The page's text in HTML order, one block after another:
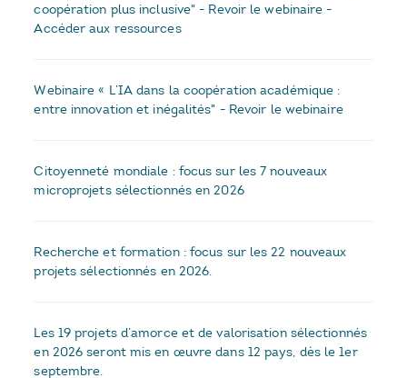
coopération plus inclusive" - Revoir le webinaire -
Accéder aux ressources
Webinaire « L’IA dans la coopération académique :
entre innovation et inégalités" - Revoir le webinaire
Citoyenneté mondiale : focus sur les 7 nouveaux
microprojets sélectionnés en 2026
Recherche et formation : focus sur les 22 nouveaux
projets sélectionnés en 2026.
Les 19 projets d’amorce et de valorisation sélectionnés
en 2026 seront mis en œuvre dans 12 pays, dès le 1er
septembre.